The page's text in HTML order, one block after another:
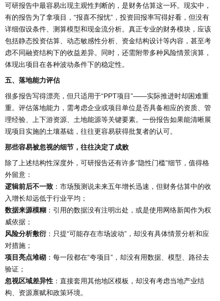
可研报告中最容易出现主观性判断的，是财务估算这一环。现实中，
有的报告为了拿项目，“报喜不报忧”，投资回报率写得好看，但没有
详细假设条件、测算模型和现金流分析。真正专业的财务模块，应该
包括静态投资估算、动态敏感性分析、资金结构设计等内容，甚至考
虑不同融资结构下的收益差异。同时，还需附带多种风险情景演算，
体现出项目在各种波动条件下的稳定性。
五、落地能力评估
很多报告写得漂亮，但只适用于“PPT项目”——实际推进时却困难重
重。评估落地能力，需考虑企业或项目单位是否具备相应的资质、管
理经验、上下游资源、土地能源等关键要素。一份报告如果能清晰展
现项目实施的土壤基础，往往更容易获得批复者的认可。
那些容易被忽视的细节，往往决定了成败
除了上述结构性深度外，可研报告还有许多“隐性门槛”细节，值得格
外留意：
逻辑前后不一致 ：市场预测说未来五年增长迅速，但财务估算中的收
入增长却远低于行业平均；
数据来源模糊 ：引用的数据没有注明出处，或是使用网络新闻作为权
威依据；
风险分析敷衍 ：只提“可能存在市场波动”，却没有具体情景分析和应
对措施；
项目亮点堆砌 ：每一段都在“夸项目”，却没有用数据、模型、路径去
验证；
忽视区域差异性 ：直接套用其他地区模板，却没有考虑当地产业结
构、资源禀赋和政策环境。